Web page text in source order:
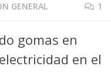
GENERAL 1
gomas en
en el